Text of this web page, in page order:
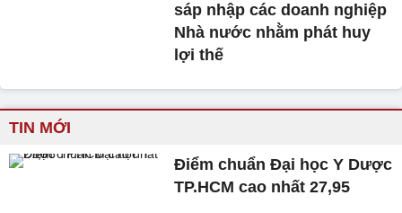
sáp nhập các doanh nghiệp
Nhà nước nhằm phát huy
lợi thế
TIN MỚI
Điểm chuẩn Đại học Y Dược
TP.HCM cao nhất 27,95